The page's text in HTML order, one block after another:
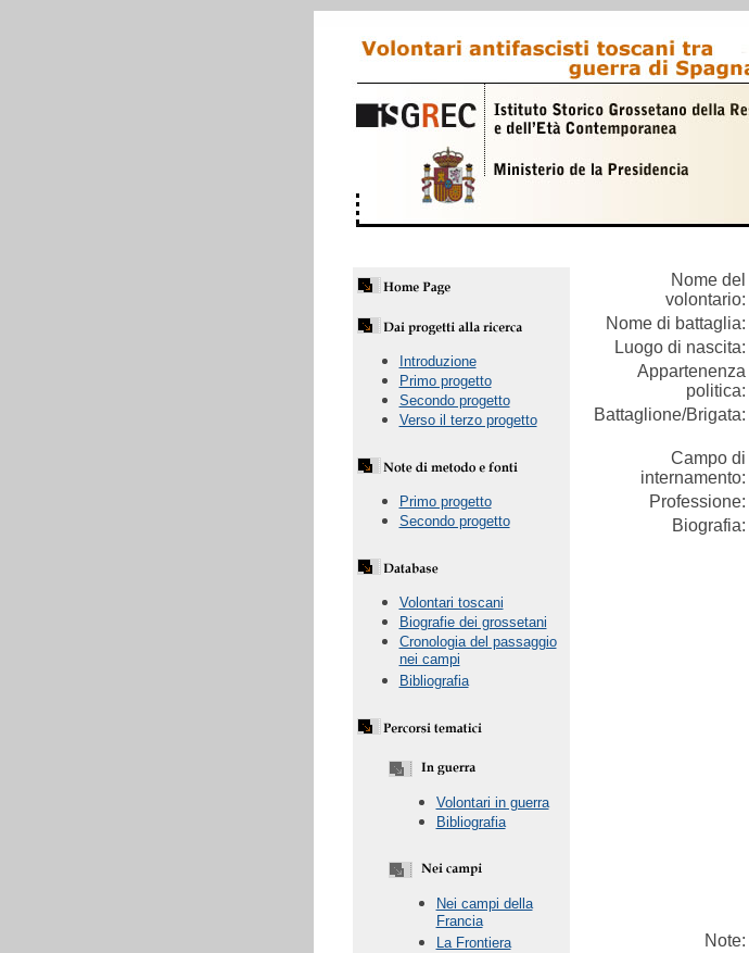
Introduzione
Primo progetto
Secondo progetto
Verso il terzo progetto
Primo progetto
Secondo progetto
Volontari toscani
Biografie dei grossetani
Cronologia del passaggio
nei campi
Bibliografia
Volontari in guerra
Bibliografia
Nei campi della
Francia
La Frontiera
Nome del
volontario:
Nome di battaglia:
Luogo di nascita:
Appartenenza
politica:
Battaglione/Brigata:
Campo di
internamento:
Professione:
Biografia:
Note: